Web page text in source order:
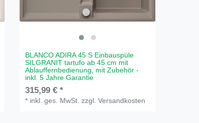
BLANCO ADIRA 45 S Einbauspüle
SILGRANIT tartufo ab 45 cm mit
Ablauffernbedienung, mit Zubehör -
inkl. 5 Jahre Garantie
315,99 € *
* inkl. ges. MwSt. zzgl.Versandkosten